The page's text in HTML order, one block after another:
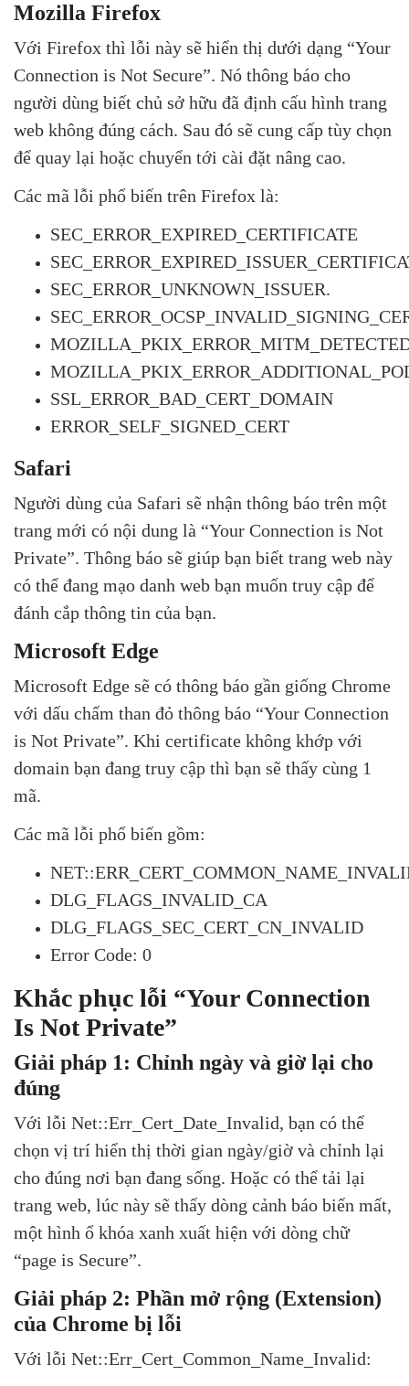
Mozilla Firefox
Với Firefox thì lỗi này sẽ hiển thị dưới dạng “Your
Connection is Not Secure”. Nó thông báo cho
người dùng biết chủ sở hữu đã định cấu hình trang
web không đúng cách. Sau đó sẽ cung cấp tùy chọn
để quay lại hoặc chuyển tới cài đặt nâng cao.
Các mã lỗi phổ biến trên Firefox là:
SEC_ERROR_EXPIRED_CERTIFICATE
SEC_ERROR_UNKNOWN_ISSUER.
SSL_ERROR_BAD_CERT_DOMAIN
ERROR_SELF_SIGNED_CERT
Safari
Người dùng của Safari sẽ nhận thông báo trên một
trang mới có nội dung là “Your Connection is Not
Private”. Thông báo sẽ giúp bạn biết trang web này
có thể đang mạo danh web bạn muốn truy cập để
đánh cắp thông tin của bạn.
Microsoft Edge
Microsoft Edge sẽ có thông báo gần giống Chrome
với dấu chấm than đỏ thông báo “Your Connection
is Not Private”. Khi certificate không khớp với
domain bạn đang truy cập thì bạn sẽ thấy cùng 1
mã.
Các mã lỗi phổ biến gồm:
DLG_FLAGS_INVALID_CA
DLG_FLAGS_SEC_CERT_CN_INVALID
Error Code: 0
Khắc phục lỗi “Your Connection
Is Not Private”
Giải pháp 1: Chỉnh ngày và giờ lại cho
đúng
Với lỗi Net::Err_Cert_Date_Invalid, bạn có thể
chọn vị trí hiển thị thời gian ngày/giờ và chỉnh lại
cho đúng nơi bạn đang sống. Hoặc có thể tải lại
trang web, lúc này sẽ thấy dòng cảnh báo biến mất,
một hình ổ khóa xanh xuất hiện với dòng chữ
“page is Secure”.
Giải pháp 2: Phần mở rộng (Extension)
của Chrome bị lỗi
Với lỗi Net::Err_Cert_Common_Name_Invalid: